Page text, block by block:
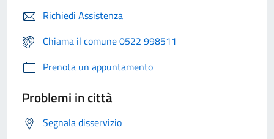
Richiedi Assistenza
Chiama il comune 0522 998511
Prenota un appuntamento
Problemi in città
Segnala disservizio